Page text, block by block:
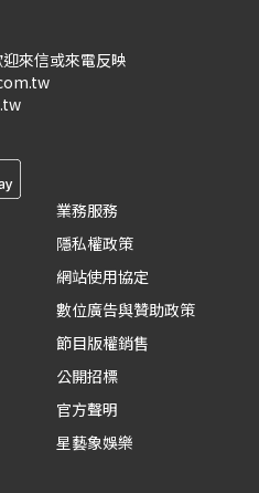
來信或來電反映
業務服務
隱私權政策
網站使用協定
數位廣告與贊助政策
節目版權銷售
公開招標
官方聲明
星藝象娛樂